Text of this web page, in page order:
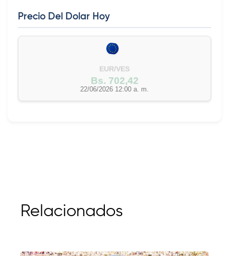
Precio Del Dolar Hoy
EUR/VES
Bs. 702,42
22/06/2026 12:00 a. m.
Relacionados